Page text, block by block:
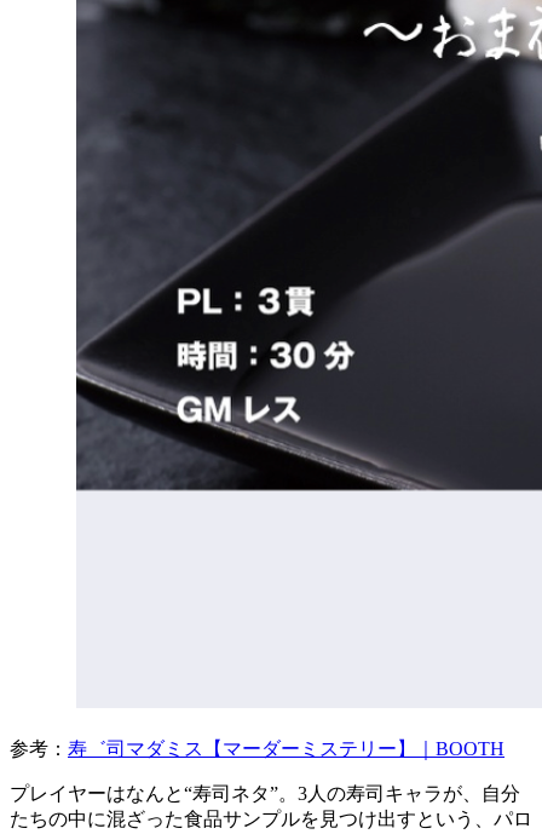
参考： 寿゛司マダミス【マーダーミステリー】｜BOOTH
プレイヤーはなんと“寿司ネタ”。3人の寿司キャラが、自分
たちの中に混ざった食品サンプルを見つけ出すという、パロ